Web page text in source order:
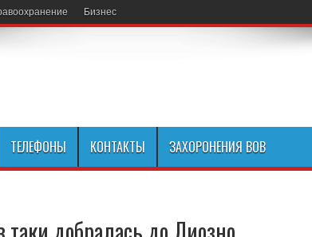
Бизнес
ТЕЛЕФОНЫ КОНТАКТЫ ЗАХОРОНЕНИЯ ВОВ